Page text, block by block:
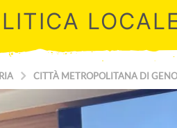
CITTÀ METROPOLITANA DI